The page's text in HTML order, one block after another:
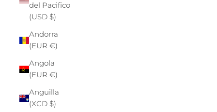
del Pacifico
(USD $)
Andorra
(EUR €)
Angola
(EUR €)
Anguilla
(XCD $)